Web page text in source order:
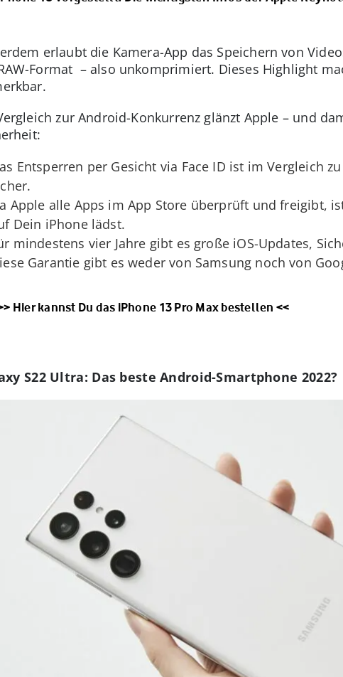
erlaubt die Kamera-App das Speichern von
Format – also unkomprimiert. Dieses Highlight
zur Android-Konkurrenz glänzt Apple – und
Entsperren per Gesicht via Face ID ist im Vergleich
Apple alle Apps im App Store überprüft und freigibt,
Dein iPhone lädst.
mindestens vier Jahre gibt es große iOS-Updates,
Garantie gibt es weder von Samsung noch von
Hier kannst Du das iPhone 13 Pro Max bestellen <<
S22 Ultra: Das beste Android-Smartphone 2022?